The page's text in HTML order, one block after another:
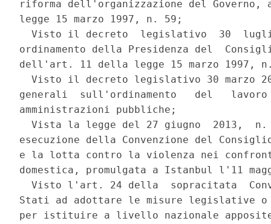
riforma dell'organizzazione del
legge 15 marzo 1997, n. 59;
Visto il decreto  legislativo  30
ordinamento della Presidenza del
dell'art. 11 della legge 15 marzo 1997,
Visto il decreto legislativo 30 marzo
generali  sull'ordinamento   del
amministrazioni pubbliche;
Vista la legge del 27 giugno  2013,
esecuzione della Convenzione del
e la lotta contro la violenza nei
domestica, promulgata a Istanbul l'11
Visto l'art. 24 della  sopracitata
Stati ad adottare le misure legislative
per istituire a livello nazionale